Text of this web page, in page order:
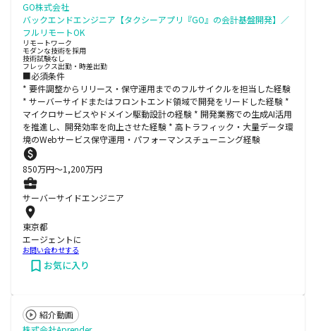
GO株式会社
バックエンドエンジニア【タクシーアプリ『GO』の会計基盤開発】／
フルリモートOK
リモートワーク
モダンな技術を採用
技術試験なし
フレックス出勤・時差出勤
■必須条件
* 要件調整からリリース・保守運用までのフルサイクルを担当した経験
* サーバーサイドまたはフロントエンド領域で開発をリードした経験 *
マイクロサービスやドメイン駆動設計の経験 * 開発業務での生成AI活用
を推進し、開発効率を向上させた経験 * 高トラフィック・大量データ環
境のWebサービス保守運用・パフォーマンスチューニング経験
850万円〜1,200万円
サーバーサイドエンジニア
東京都
エージェントに
お問い合わせする
お気に入り
紹介動画